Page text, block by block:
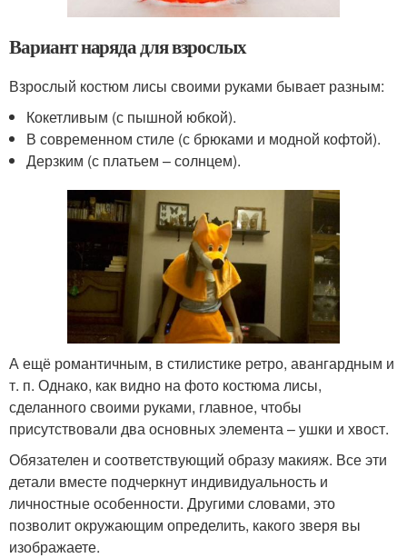
Вариант наряда для взрослых
Взрослый костюм лисы своими руками бывает разным:
Кокетливым (с пышной юбкой).
В современном стиле (с брюками и модной кофтой).
Дерзким (с платьем – солнцем).
А ещё романтичным, в стилистике ретро, авангардным и
т. п. Однако, как видно на фото костюма лисы,
сделанного своими руками, главное, чтобы
присутствовали два основных элемента – ушки и хвост.
Обязателен и соответствующий образу макияж. Все эти
детали вместе подчеркнут индивидуальность и
личностные особенности. Другими словами, это
позволит окружающим определить, какого зверя вы
изображаете.